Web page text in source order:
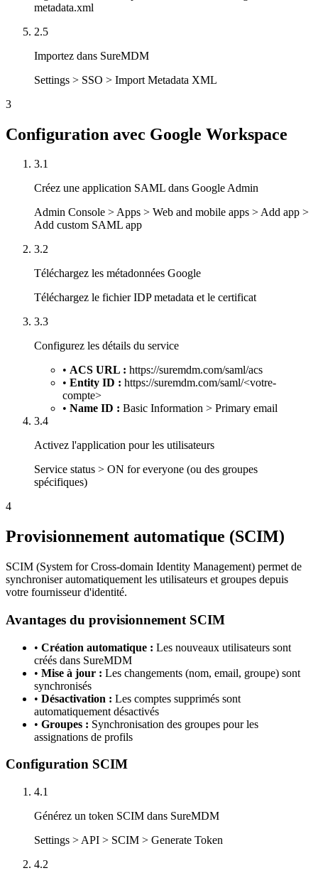
metadata.xml
2.5
Importez dans SureMDM
Settings > SSO > Import Metadata XML
3
Configuration avec Google Workspace
3.1
Créez une application SAML dans Google Admin
Admin Console > Apps > Web and mobile apps > Add app >
Add custom SAML app
3.2
Téléchargez les métadonnées Google
Téléchargez le fichier IDP metadata et le certificat
3.3
Configurez les détails du service
• ACS URL : https://suremdm.com/saml/acs
• Entity ID : https://suremdm.com/saml/<votre-
compte>
• Name ID : Basic Information > Primary email
3.4
Activez l'application pour les utilisateurs
Service status > ON for everyone (ou des groupes
spécifiques)
4
Provisionnement automatique (SCIM)
SCIM (System for Cross-domain Identity Management) permet de
synchroniser automatiquement les utilisateurs et groupes depuis
votre fournisseur d'identité.
Avantages du provisionnement SCIM
• Création automatique : Les nouveaux utilisateurs sont
créés dans SureMDM
• Mise à jour : Les changements (nom, email, groupe) sont
synchronisés
• Désactivation : Les comptes supprimés sont
automatiquement désactivés
• Groupes : Synchronisation des groupes pour les
assignations de profils
Configuration SCIM
4.1
Générez un token SCIM dans SureMDM
Settings > API > SCIM > Generate Token
4.2